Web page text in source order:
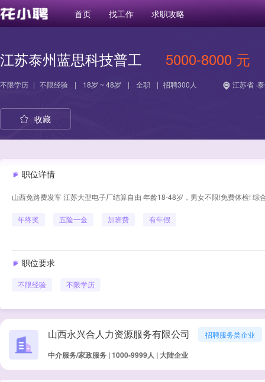
首页 找工作 求职攻略
江苏泰州蓝思科技普工 5000-8000 元
不限学历 | 不限经验 | 18岁 ~ 48岁 | 全职 | 招聘300人 江苏省 ·
收藏
职位详情
山西免路费发车 江苏大型电子厂结算自由 年龄18-48岁，男女不限!免费体检!
年终奖 五险一金 加班费 有年假
职位要求
不限经验 不限学历
山西永兴合人力资源服务有限公司 招聘服务类企业
中介服务/家政服务 | 1000-9999人 | 大陆企业